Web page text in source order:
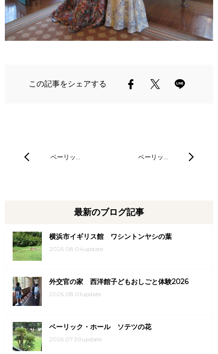
この記事をシェアする
ベーリッ… ベーリッ…
最新のブログ記事
横浜市イギリス館 ワシントンヤシの葉
2026.08.04update
外交官の家 西洋館子どもおしごと体験2026
2026.08.01update
ベーリック・ホール ソテツの花
2026.07.30update